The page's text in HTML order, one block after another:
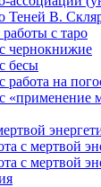
Теней В.
с таро
чернокнижие
бесы
работа на
«применение
с мертвой
с мертвой